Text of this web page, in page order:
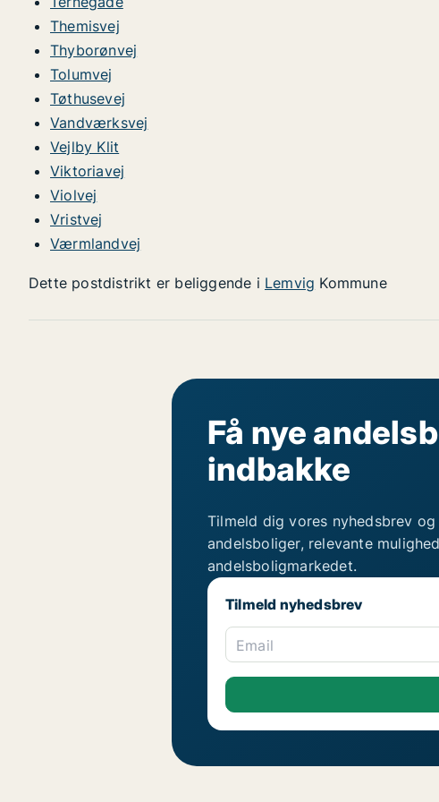
Themisvej
Thyborønvej
Tolumvej
Tøthusevej
Vandværksvej
Vejlby Klit
Viktoriavej
Violvej
Vristvej
Værmlandvej
Dette postdistrikt er beliggende i Lemvig Kommune
Få nye
indbakke
Tilmeld dig vores nyhedsbrev
andelsboliger, relevante
andelsboligmarkedet.
Tilmeld nyhedsbrev
Email